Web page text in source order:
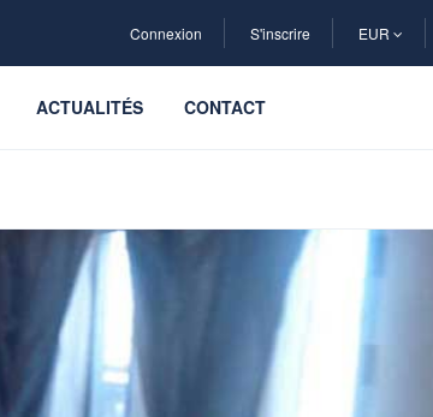
Connexion S'inscrire EUR
ACTUALITÉS CONTACT